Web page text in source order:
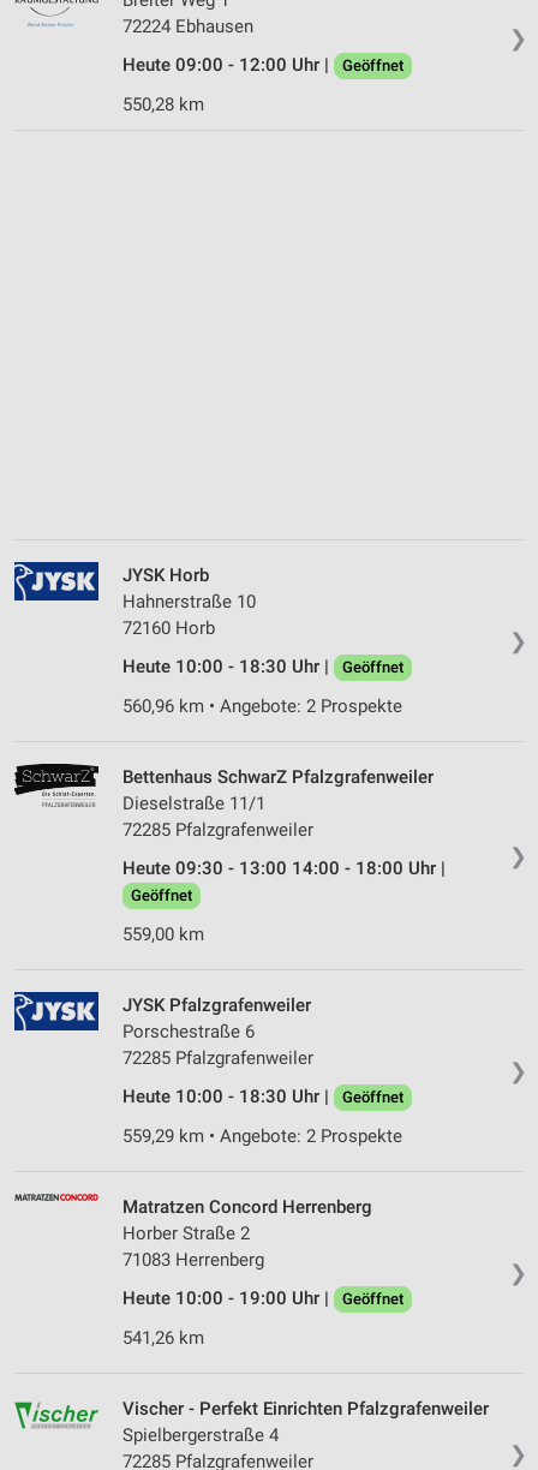
❯
72224 Ebhausen
Heute 09:00 - 12:00 Uhr |
Geöffnet
550,28 km
❯
JYSK Horb
Hahnerstraße 10
72160 Horb
Heute 10:00 - 18:30 Uhr |
Geöffnet
560,96 km • Angebote: 2 Prospekte
❯
Bettenhaus SchwarZ Pfalzgrafenweiler
Dieselstraße 11/1
72285 Pfalzgrafenweiler
Heute 09:30 - 13:00 14:00 - 18:00 Uhr |
Geöffnet
559,00 km
❯
JYSK Pfalzgrafenweiler
Porschestraße 6
72285 Pfalzgrafenweiler
Heute 10:00 - 18:30 Uhr |
Geöffnet
559,29 km • Angebote: 2 Prospekte
❯
Matratzen Concord Herrenberg
Horber Straße 2
71083 Herrenberg
Heute 10:00 - 19:00 Uhr |
Geöffnet
541,26 km
❯
Vischer - Perfekt Einrichten Pfalzgrafenweiler
Spielbergerstraße 4
72285 Pfalzgrafenweiler